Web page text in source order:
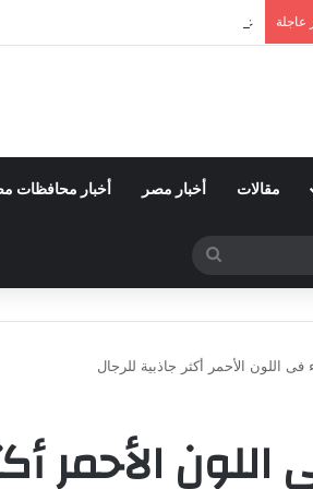
عاجلة علاء أنور : شعبة الهندسة الكيميائية
مقالات أخبار مصر أخبار محافظات
بحث
عن
فى اللون الأحمر أكثر جاذبية للرجال
الأحمر